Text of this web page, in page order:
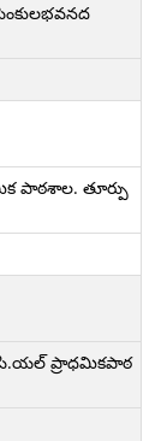
పాఠశాల. తూర్పు
ప్రాధమికపాఠ